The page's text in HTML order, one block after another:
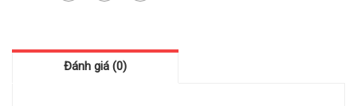
Đánh giá (0)